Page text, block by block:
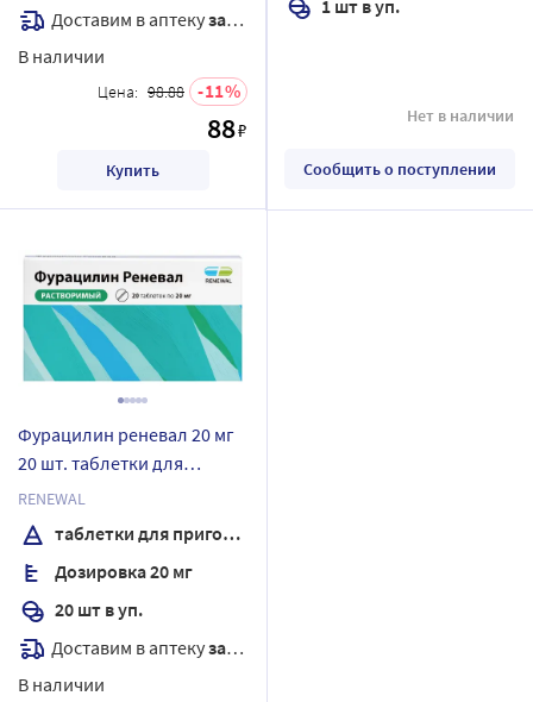
Доставим в аптекузавтра
В наличии
Цена: 98.88 11
88₽
Купить
1 шт в уп.
Нет в наличии
Сообщить о поступлении
Фурацилин реневал 20 мг
20 шт. таблетки для
приготовления раствора
для местного и наружного
применения
RENEWAL
таблетки для приготовления раствора
Дозировка 20 мг
20 шт в уп.
Доставим в аптекузавтра
В наличии